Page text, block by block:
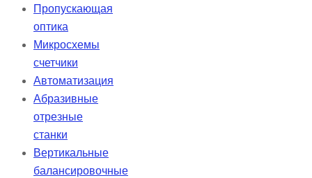
Пропускающая
оптика
Микросхемы
счетчики
Автоматизация
Абразивные
отрезные
станки
Вертикальные
балансировочные